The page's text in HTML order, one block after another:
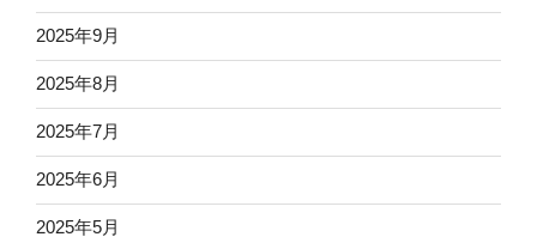
2025年9月
2025年8月
2025年7月
2025年6月
2025年5月